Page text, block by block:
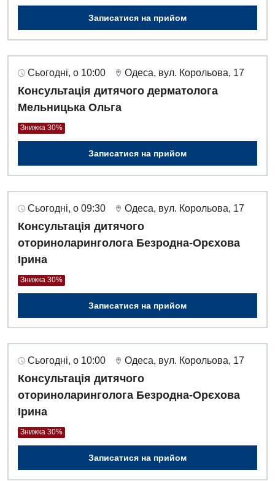
Записатися на прийом
Сьогодні, о 10:00 Одеса, вул. Корольова, 17
Консультація дитячого дерматолога
Мельницька Ольга
Знижка 30%
Записатися на прийом
Сьогодні, о 09:30 Одеса, вул. Корольова, 17
Консультація дитячого
оториноларинголога Безродна-Орєхова
Ірина
Знижка 30%
Записатися на прийом
Сьогодні, о 10:00 Одеса, вул. Корольова, 17
Консультація дитячого
оториноларинголога Безродна-Орєхова
Ірина
Знижка 30%
Записатися на прийом